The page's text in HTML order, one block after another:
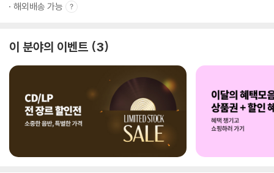
해외배송 가능
이 분야의 이벤트 3